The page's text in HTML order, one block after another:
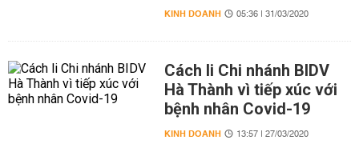
KINH DOANH 05:36 | 31/03/2020
Cách li Chi nhánh BIDV
Hà Thành vì tiếp xúc với
bệnh nhân Covid-19
KINH DOANH 13:57 | 27/03/2020